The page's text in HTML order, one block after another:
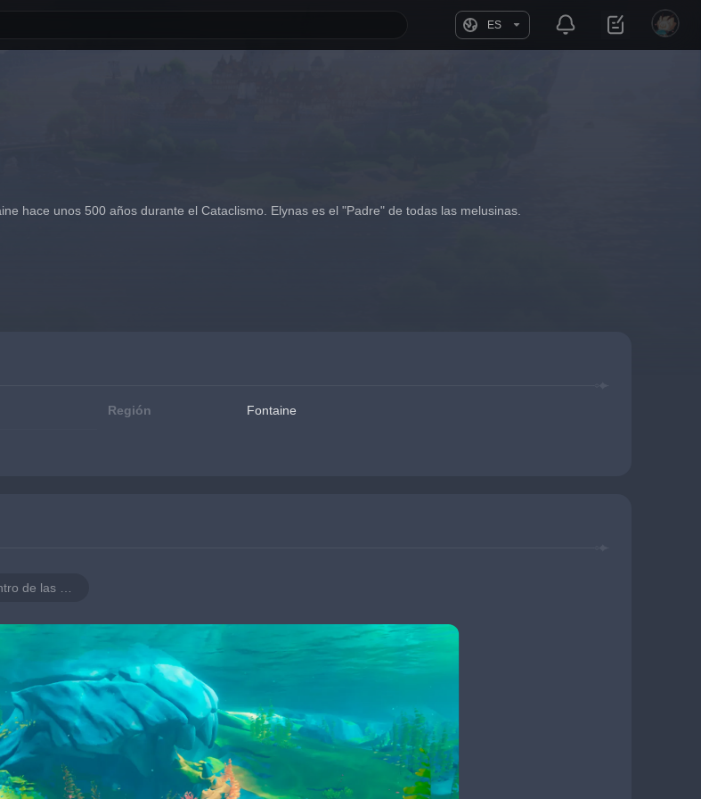
ES
hace unos 500 años durante el Cataclismo. Elynas es el "Padre" de todas las melusinas.
Región Fontaine